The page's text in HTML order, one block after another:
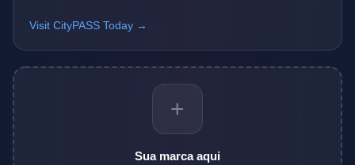
Visit CityPASS Today →
+
Sua marca aqui